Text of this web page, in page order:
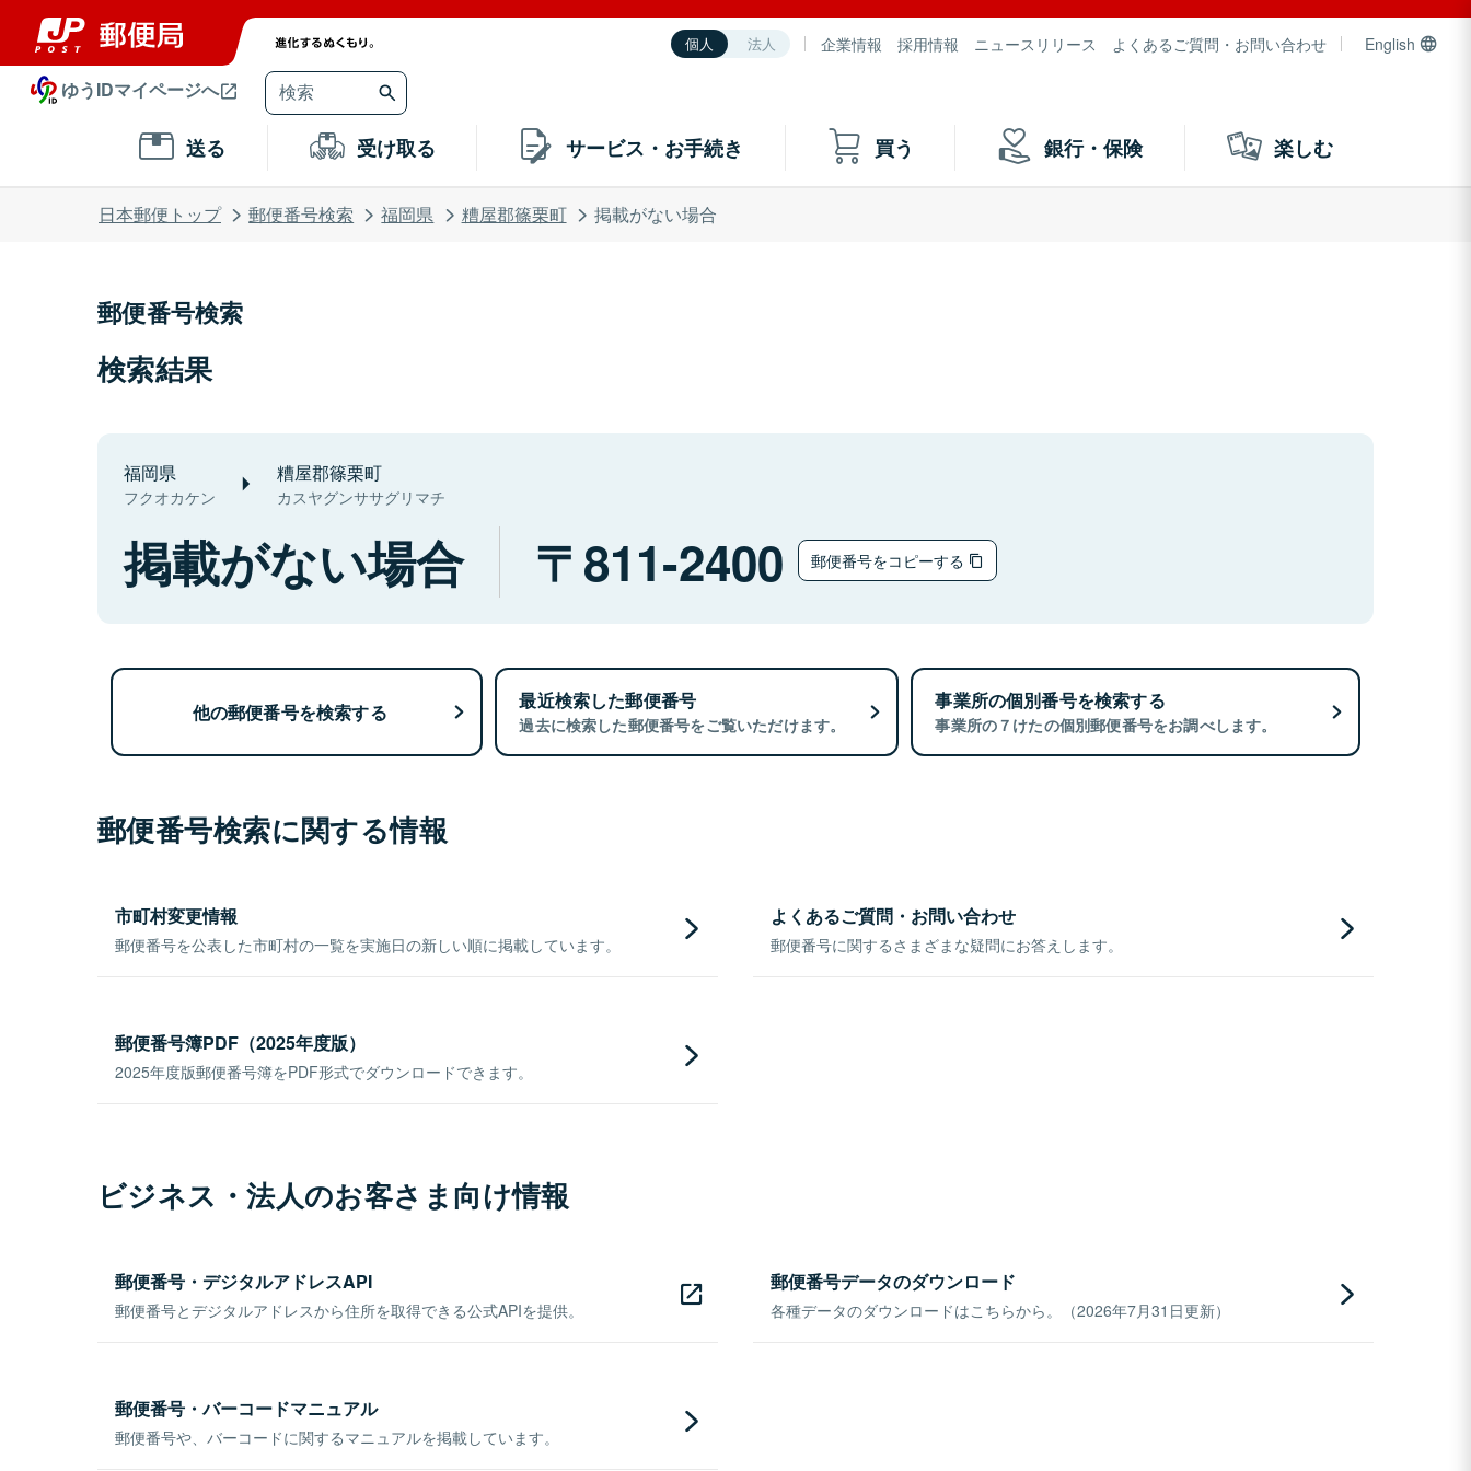
個人 法人 企業情報 採用情報 ニュースリリース よくあるご質問・お問い合わせ English
ゆうIDマイページへ
送る 受け取る サービス・お手続き 買う 銀行・保険 楽しむ
日本郵便トップ 郵便番号検索 福岡県 糟屋郡篠栗町 掲載がない場合
郵便番号検索
検索結果
福岡県
フクオカケン
糟屋郡篠栗町
カスヤグンササグリマチ
掲載がない場合 811-2400 郵便番号をコピーする
他の郵便番号を検索する 最近検索した郵便番号
過去に検索した郵便番号をご覧いただけます。
事業所の個別番号を検索する
事業所の７けたの個別郵便番号をお調べします。
郵便番号検索に関する情報
市町村変更情報
郵便番号を公表した市町村の一覧を実施日の新しい順に掲載しています。
よくあるご質問・お問い合わせ
郵便番号に関するさまざまな疑問にお答えします。
郵便番号簿PDF（2025年度版）
2025年度版郵便番号簿をPDF形式でダウンロードできます。
ビジネス・法人のお客さま向け情報
郵便番号・デジタルアドレスAPI
郵便番号とデジタルアドレスから住所を取得できる公式APIを提供。
郵便番号データのダウンロード
各種データのダウンロードはこちらから。（2026年7月31日更新）
郵便番号・バーコードマニュアル
郵便番号や、バーコードに関するマニュアルを掲載しています。